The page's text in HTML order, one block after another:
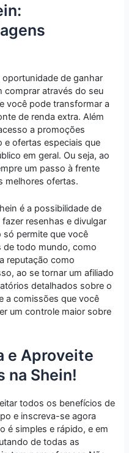
oportunidade de ganhar
comprar através do seu
você pode transformar a
de renda extra. Além
a promoções
ofertas especiais que
em geral. Ou seja, ao
um passo à frente
melhores ofertas.
é a possibilidade de
resenhas e divulgar
só permite que você
de todo mundo, como
reputação como
ao se tornar um afiliado
detalhados sobre o
a comissões que você
um controle maior sobre
e Aproveite
na Shein!
todos os benefícios de
e inscreva-se agora
é simples e rápido, e em
de todas as